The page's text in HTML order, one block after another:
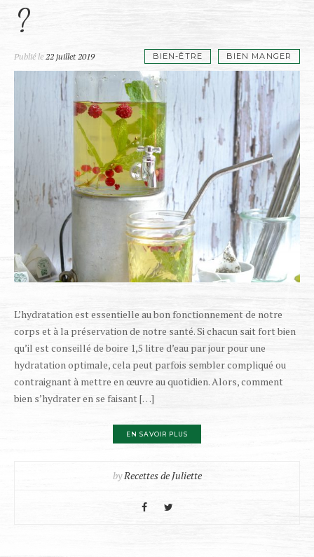
?
Publié le 22 juillet 2019 BIEN-ÊTRE BIEN MANGER
L’hydratation est essentielle au bon fonctionnement de notre
corps et à la préservation de notre santé. Si chacun sait fort bien
qu’il est conseillé de boire 1,5 litre d’eau par jour pour une
hydratation optimale, cela peut parfois sembler compliqué ou
contraignant à mettre en œuvre au quotidien. Alors, comment
bien s’hydrater en se faisant […]
EN SAVOIR PLUS
byRecettes de Juliette